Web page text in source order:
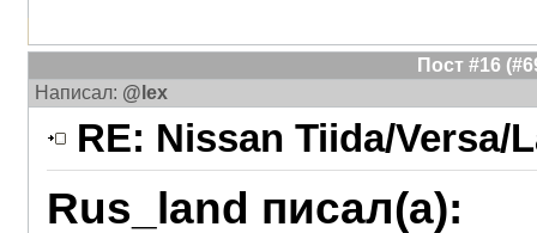
Пост #16
Написал: @lex
RE: Nissan Tiida/Versa/
Rus_land писал(а):